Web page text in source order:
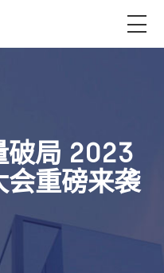
破局 2023
会重磅来袭